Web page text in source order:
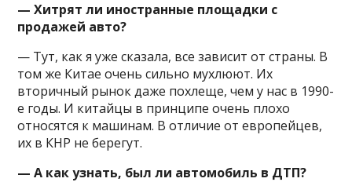
— Хитрят ли иностранные площадки с
продажей авто?
— Тут, как я уже сказала, все зависит от страны. В
том же Китае очень сильно мухлюют. Их
вторичный рынок даже похлеще, чем у нас в 1990-
е годы. И китайцы в принципе очень плохо
относятся к машинам. В отличие от европейцев,
их в КНР не берегут.
— А как узнать, был ли автомобиль в ДТП?